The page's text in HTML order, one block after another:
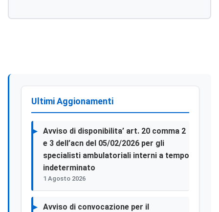
Ultimi Aggionamenti
Avviso di disponibilita’ art. 20 comma 2
e 3 dell’acn del 05/02/2026 per gli
specialisti ambulatoriali interni a tempo
indeterminato
1 Agosto 2026
Avviso di convocazione per il